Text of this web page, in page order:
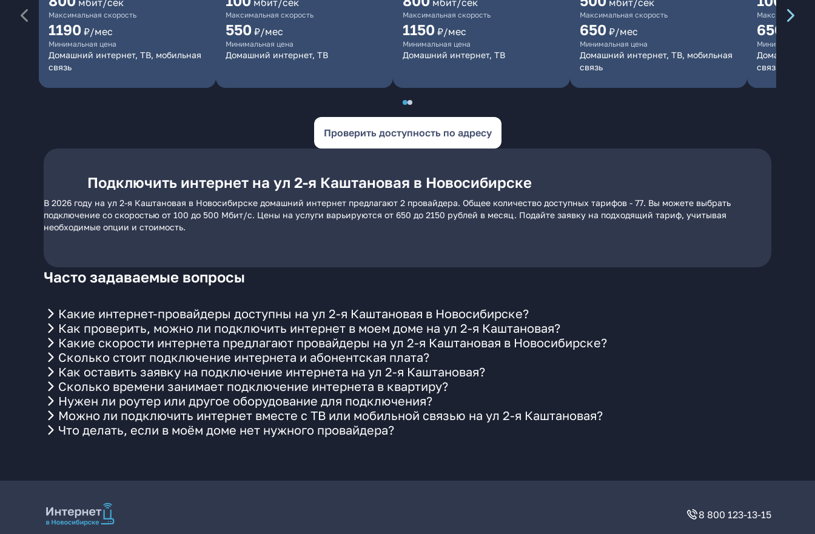
мбит/сек
Максимальная скорость
1190 ₽/мес
Минимальная цена
Домашний интернет, ТВ, мобильная
связь
мбит/сек
Максимальная скорость
550 ₽/мес
Минимальная цена
Домашний интернет, ТВ
мбит/сек
Максимальная скорость
1150 ₽/мес
Минимальная цена
Домашний интернет, ТВ
мбит/сек
Максимальная скорость
650 ₽/мес
Минимальная цена
Домашний интернет, ТВ, мобильная
связь
Максимальная
650
Минимальная
Домашний
связь
Проверить доступность по адресу
Подключить интернет на ул 2-я Каштановая в Новосибирске
В 2026 году на ул 2-я Каштановая в Новосибирске домашний интернет предлагают 2 провайдера. Общее количество доступных тарифов - 77. Вы можете выбрать
подключение со скоростью от 100 до 500 Мбит/с. Цены на услуги варьируются от 650 до 2150 рублей в месяц. Подайте заявку на подходящий тариф, учитывая
необходимые опции и стоимость.
Часто задаваемые вопросы
Какие интернет-провайдеры доступны на ул 2-я Каштановая в Новосибирске?
Как проверить, можно ли подключить интернет в моем доме на ул 2-я Каштановая?
Какие скорости интернета предлагают провайдеры на ул 2-я Каштановая в Новосибирске?
Сколько стоит подключение интернета и абонентская плата?
Как оставить заявку на подключение интернета на ул 2-я Каштановая?
Сколько времени занимает подключение интернета в квартиру?
Нужен ли роутер или другое оборудование для подключения?
Можно ли подключить интернет вместе с ТВ или мобильной связью на ул 2-я Каштановая?
Что делать, если в моём доме нет нужного провайдера?
8 800 123-13-15